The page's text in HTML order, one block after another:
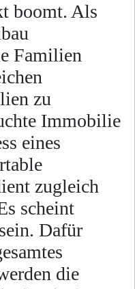
boomt. Als
Familien
zu
Immobilie
eines
zugleich
scheint
Dafür
die